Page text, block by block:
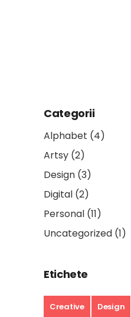
Categorii
Alphabet (4)
Artsy (2)
Design (3)
Digital (2)
Personal (11)
Uncategorized (1)
Etichete
Creative Design